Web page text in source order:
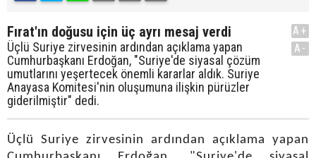
Fırat'ın doğusu için üç ayrı mesaj verdi
Üçlü Suriye zirvesinin ardından açıklama yapan
Cumhurbaşkanı Erdoğan, "Suriye'de siyasal çözüm
umutlarını yeşertecek önemli kararlar aldık. Suriye
Anayasa Komitesi'nin oluşumuna ilişkin pürüzler
giderilmiştir" dedi.
A+
A-
Üçlü Suriye zirvesinin ardından açıklama yapan